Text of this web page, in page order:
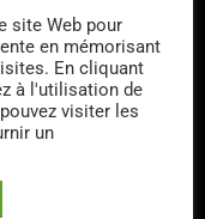
site Web pour
en mémorisant
En cliquant
à l'utilisation de
visiter les
un